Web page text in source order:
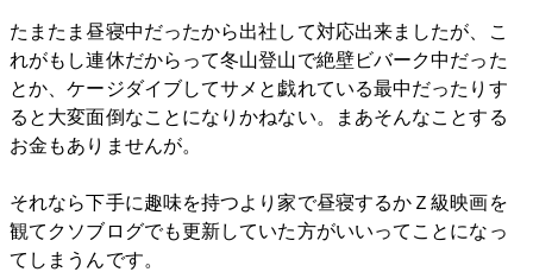
たまたま昼寝中だったから出社して対応出来ましたが、こ
れがもし連休だからって冬山登山で絶壁ビバーク中だった
とか、ケージダイブしてサメと戯れている最中だったりす
ると大変面倒なことになりかねない。まあそんなことする
お金もありませんが。
それなら下手に趣味を持つより家で昼寝するかＺ級映画を
観てクソブログでも更新していた方がいいってことになっ
てしまうんです。